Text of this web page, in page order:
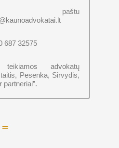
687 32575
teikiamos advokatų
Pesenka, Sirvydis,
partneriai”.